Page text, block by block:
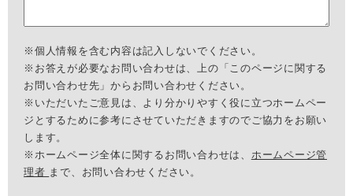
※個人情報を含む内容は記入しないでください。
※お答えが必要なお問い合わせは、上の「このページに関する
お問い合わせ先」からお問い合わせください。
※いただいたご意見は、より分かりやすく役に立つホームペー
ジとするために参考にさせていただきますのでご協力をお願い
します。
※ホームページ全体に関するお問い合わせは、 ホームページ管
理者 まで、お問い合わせください。